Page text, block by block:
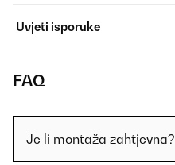
Uvjeti isporuke
FAQ
Je li montaža zahtjevna?